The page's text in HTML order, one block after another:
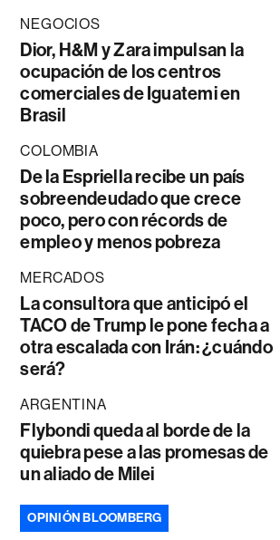
NEGOCIOS
Dior, H&M y Zara impulsan la
ocupación de los centros
comerciales de Iguatemi en
Brasil
COLOMBIA
De la Espriella recibe un país
sobreendeudado que crece
poco, pero con récords de
empleo y menos pobreza
MERCADOS
La consultora que anticipó el
TACO de Trump le pone fecha a
otra escalada con Irán: ¿cuándo
será?
ARGENTINA
Flybondi queda al borde de la
quiebra pese a las promesas de
un aliado de Milei
OPINIÓN BLOOMBERG